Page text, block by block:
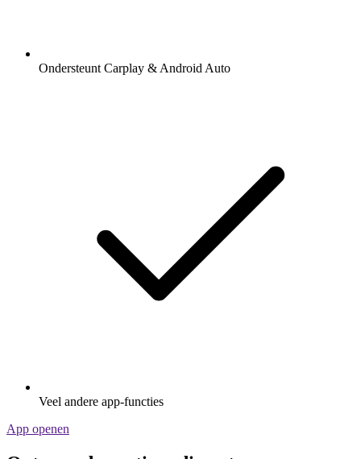
Ondersteunt Carplay & Android Auto
Veel andere app-functies
App openen